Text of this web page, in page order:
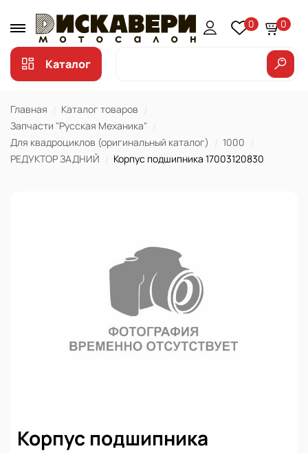
0 0
Каталог
Главная
Каталог товаров
Запчасти "Русская Механика"
Для квадроциклов (оригинальный каталог)
1000
РЕДУКТОР ЗАДНИЙ
Корпус подшипника 17003120830
Корпус подшипника